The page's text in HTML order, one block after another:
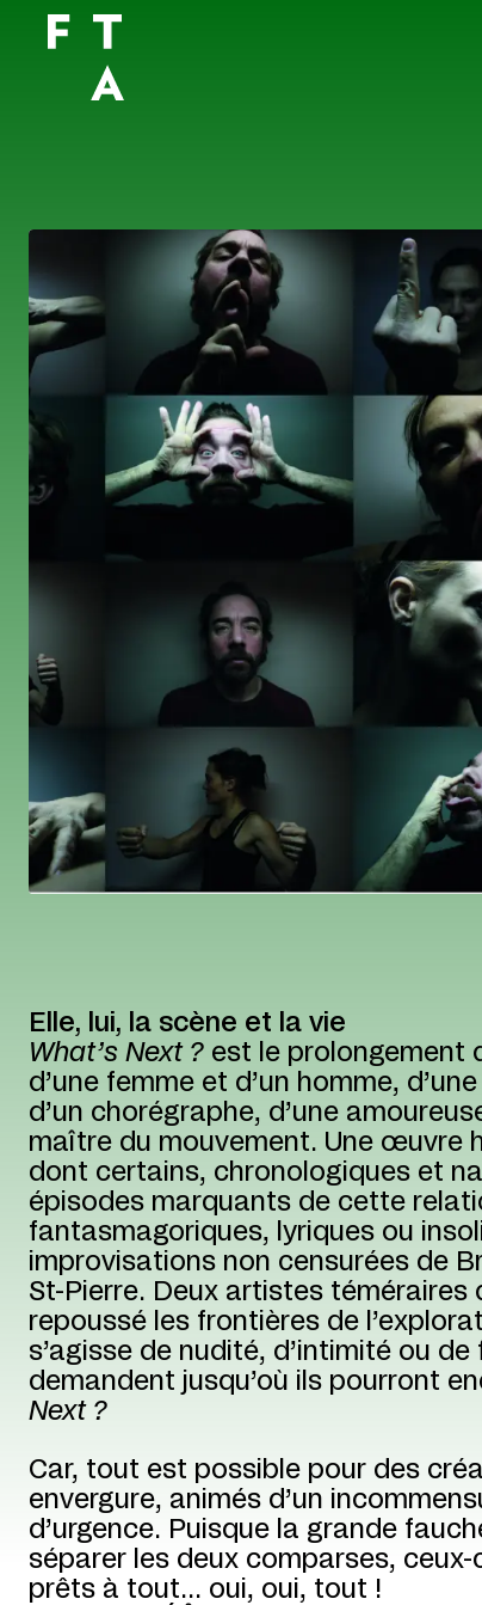
Elle, lui, la scène et la vie
What’s Next ? est le prolongement
d’une femme et d’un homme,
d’un chorégraphe, d’une
maître du mouvement. Une œuvre
dont certains, chronologiques et
épisodes marquants de cette
fantasmagoriques, lyriques ou
improvisations non censurées de
St-Pierre. Deux artistes téméraires
repoussé les frontières de
s’agisse de nudité, d’intimité ou
demandent jusqu’où ils pourront
Next ?
Car, tout est possible pour des
envergure, animés d’un
d’urgence. Puisque la grande
séparer les deux comparses,
prêts à tout… oui, oui, tout !